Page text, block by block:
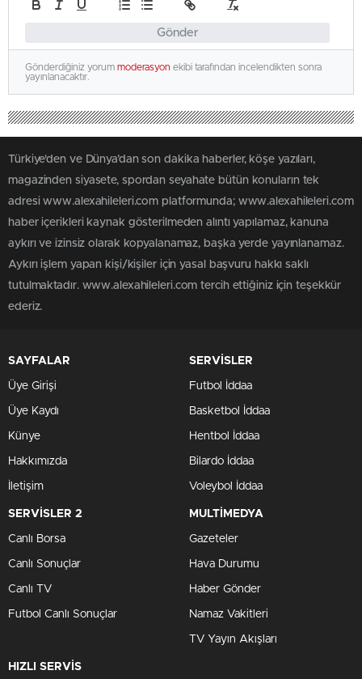
Gönder
Gönderdiğiniz yorum moderasyon ekibi tarafından incelendikten sonra
yayınlanacaktır.
Türkiye'den ve Dünya’dan son dakika haberler, köşe yazıları,
magazinden siyasete, spordan seyahate bütün konuların tek
adresi www.alexahileleri.com platformunda; www.alexahileleri.com
haber içerikleri kaynak gösterilmeden alıntı yapılamaz, kanuna
aykırı ve izinsiz olarak kopyalanamaz, başka yerde yayınlanamaz.
Aykırı işlem yapan kişi/kişiler için yasal başvuru hakkı saklı
tutulmaktadır. www.alexahileleri.com tercih ettiğiniz için teşekkür
ederiz.
SAYFALAR
Üye Girişi
Üye Kaydı
Künye
Hakkımızda
İletişim
SERVİSLER
Futbol İddaa
Basketbol İddaa
Hentbol İddaa
Bilardo İddaa
Voleybol İddaa
SERVİSLER 2
Canlı Borsa
Canlı Sonuçlar
Canlı TV
Futbol Canlı Sonuçlar
MULTİMEDYA
Gazeteler
Hava Durumu
Haber Gönder
Namaz Vakitleri
TV Yayın Akışları
HIZLI SERVİS